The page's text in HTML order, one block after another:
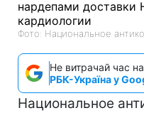
Фото: Национальное
Не витрачай час
РБК-Україна у
Национальное